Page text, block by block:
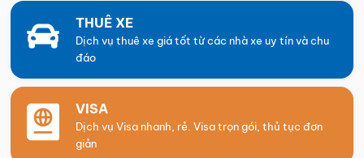
THUÊ XE
Dịch vụ thuê xe giá tốt từ các nhà xe uy tín và chu
đáo
VISA
Dịch vụ Visa nhanh, rẻ. Visa trọn gói, thủ tục đơn
giản